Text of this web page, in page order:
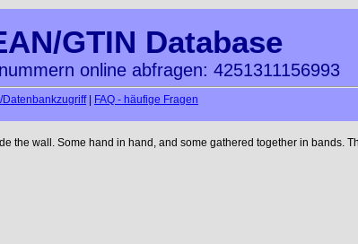
GTIN Database
online abfragen: 4251311156993
Datenbankzugriff| FAQ - häufige Fragen
the wall. Some hand in hand, and some gathered together in bands.